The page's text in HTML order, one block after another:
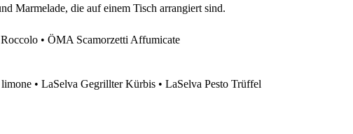
• ÖMA Scamorzetti Affumicate
• LaSelva Gegrillter Kürbis • LaSelva Pesto Trüffel